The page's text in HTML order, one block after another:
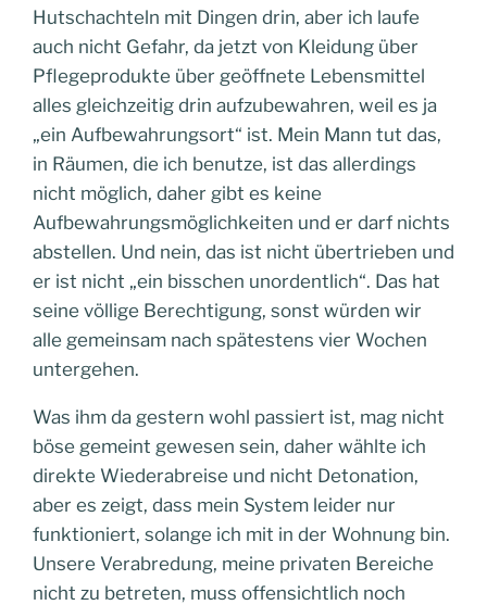
Hutschachteln mit Dingen drin, aber ich laufe
auch nicht Gefahr, da jetzt von Kleidung über
Pflegeprodukte über geöffnete Lebensmittel
alles gleichzeitig drin aufzubewahren, weil es ja
„ein Aufbewahrungsort“ ist. Mein Mann tut das,
in Räumen, die ich benutze, ist das allerdings
nicht möglich, daher gibt es keine
Aufbewahrungsmöglichkeiten und er darf nichts
abstellen. Und nein, das ist nicht übertrieben und
er ist nicht „ein bisschen unordentlich“. Das hat
seine völlige Berechtigung, sonst würden wir
alle gemeinsam nach spätestens vier Wochen
untergehen.
Was ihm da gestern wohl passiert ist, mag nicht
böse gemeint gewesen sein, daher wählte ich
direkte Wiederabreise und nicht Detonation,
aber es zeigt, dass mein System leider nur
funktioniert, solange ich mit in der Wohnung bin.
Unsere Verabredung, meine privaten Bereiche
nicht zu betreten, muss offensichtlich noch